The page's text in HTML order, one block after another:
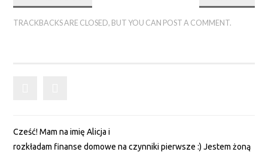
DZIECKO
TRACKBACKS ARE CLOSED, BUT YOU CAN POST A COMMENT.
Cześć! Mam na imię Alicja i
rozkładam finanse domowe na czynniki pierwsze :) Jestem żoną